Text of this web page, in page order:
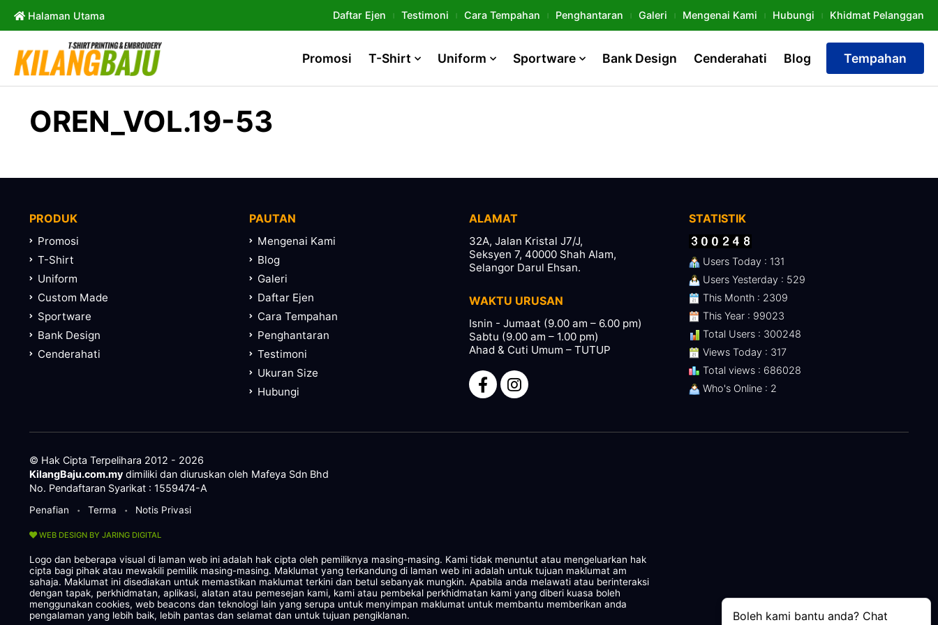
Halaman Utama Daftar Ejen Testimoni Cara Tempahan Penghantaran Galeri Mengenai Kami Hubungi Khidmat Pelanggan
Promosi T-Shirt Uniform Sportware Bank Design Cenderahati Blog Tempahan
OREN_VOL.19-53
PRODUK
Promosi
T-Shirt
Uniform
Custom Made
Sportware
Bank Design
Cenderahati
PAUTAN
Mengenai Kami
Blog
Galeri
Daftar Ejen
Cara Tempahan
Penghantaran
Testimoni
Ukuran Size
Hubungi
ALAMAT
32A, Jalan Kristal J7/J,
Seksyen 7, 40000 Shah Alam,
Selangor Darul Ehsan.
WAKTU URUSAN
Isnin - Jumaat (9.00 am – 6.00 pm)
Sabtu (9.00 am – 1.00 pm)
Ahad & Cuti Umum – TUTUP
STATISTIK
Users Today : 131
Users Yesterday : 529
This Month : 2309
This Year : 99023
Total Users : 300248
Views Today : 317
Total views : 686028
Who's Online : 2
© Hak Cipta Terpelihara 2012 - 2026
KilangBaju.com.my dimiliki dan diuruskan oleh Mafeya Sdn Bhd
No. Pendaftaran Syarikat : 1559474-A
Penafian • Terma • Notis Privasi
WEB DESIGN BY JARING DIGITAL
Logo dan beberapa visual di laman web ini adalah hak cipta oleh pemiliknya masing-masing. Kami tidak menuntut atau mengeluarkan hak
cipta bagi pihak atau mewakili pemilik masing-masing. Maklumat yang terkandung di laman web ini adalah untuk tujuan maklumat am
sahaja. Maklumat ini disediakan untuk memastikan maklumat terkini dan betul sebanyak mungkin. Apabila anda melawati atau berinteraksi
dengan tapak, perkhidmatan, aplikasi, alatan atau pemesejan kami, kami atau pembekal perkhidmatan kami yang diberi kuasa boleh
menggunakan cookies, web beacons dan teknologi lain yang serupa untuk menyimpan maklumat untuk membantu memberikan anda
pengalaman yang lebih baik, lebih pantas dan selamat dan untuk tujuan pengiklanan.
Boleh kami bantu anda? Chat